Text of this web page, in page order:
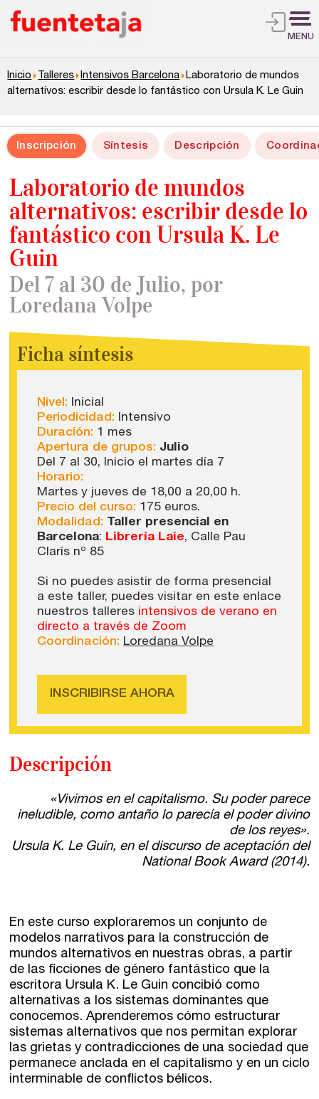
MENU
Madrid
Barcelona
Sevilla
Presenciales en Madrid
En directo a través de Zoom
Talleres de escritura
Talleres presenciales ≻
Talleres por videoconferencia
Talleres online
Inicio Talleres Intensivos Barcelona
Laboratorio de mundos
alternativos: escribir desde lo fantástico con Ursula K. Le Guin
Inscripción Síntesis Descripción
Laboratorio de mundos
alternativos: escribir desde lo
fantástico con Ursula K. Le
Guin
Del 7 al 30 de Julio, por
Loredana Volpe
Ficha síntesis
Nivel: Inicial
Periodicidad: Intensivo
Duración: 1 mes
Apertura de grupos: Julio
Del 7 al 30, Inicio el martes día 7
Horario:
Martes y jueves de 18,00 a 20,00 h.
Precio del curso: 175 euros.
Modalidad: Taller presencial en
Barcelona: Librería Laie, Calle Pau
Clarís nº 85
Si no puedes asistir de forma presencial
a este taller, puedes visitar en este enlace
nuestros talleres intensivos de verano en
directo a través de Zoom
Coordinación: Loredana Volpe
INSCRIBIRSE AHORA
Descripción
«Vivimos en el capitalismo. Su poder parece
ineludible, como antaño lo parecía el poder divino
de los reyes».
Ursula K. Le Guin, en el discurso de aceptación del
National Book Award (2014).
En este curso exploraremos un conjunto de
modelos narrativos para la construcción de
mundos alternativos en nuestras obras, a partir
de las ficciones de género fantástico que la
escritora Ursula K. Le Guin concibió como
alternativas a los sistemas dominantes que
conocemos. Aprenderemos cómo estructurar
sistemas alternativos que nos permitan explorar
las grietas y contradicciones de una sociedad que
permanece anclada en el capitalismo y en un ciclo
interminable de conflictos bélicos.